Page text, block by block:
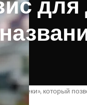
Аптеки», который